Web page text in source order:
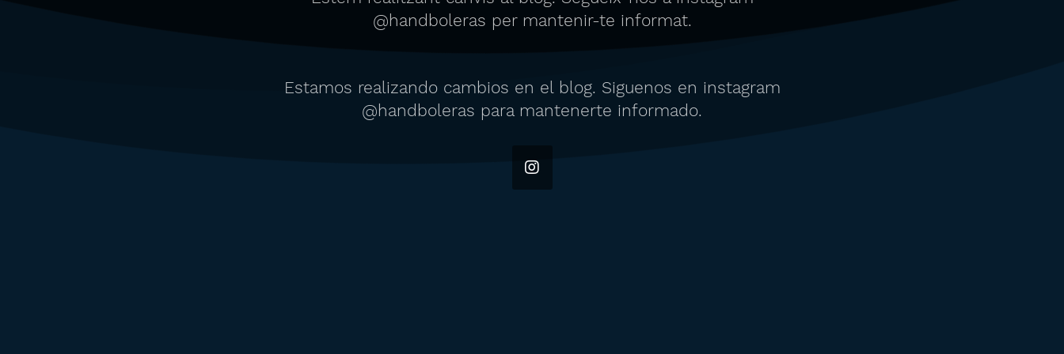
@handboleras per mantenir-te informat.
Estamos realizando cambios en el blog. Siguenos en instagram
@handboleras para mantenerte informado.